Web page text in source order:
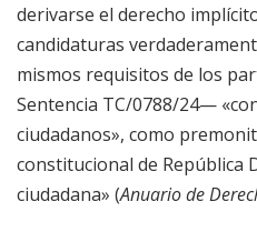
derivarse el derecho
candidaturas
mismos requisitos de los
Sentencia TC/0788/24—
ciudadanos», como
constitucional de República
ciudadana» (Anuario de